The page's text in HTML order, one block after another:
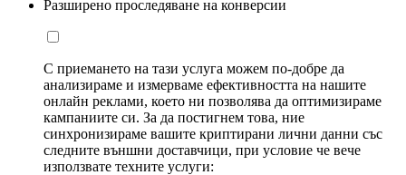
Разширено проследяване на конверсии
С приемането на тази услуга можем по-добре да
анализираме и измерваме ефективността на нашите
онлайн реклами, което ни позволява да оптимизираме
кампаниите си. За да постигнем това, ние
синхронизираме вашите криптирани лични данни със
следните външни доставчици, при условие че вече
използвате техните услуги: